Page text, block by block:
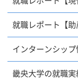
就職レポート【助
インターンシップ
畿央大学の就職実